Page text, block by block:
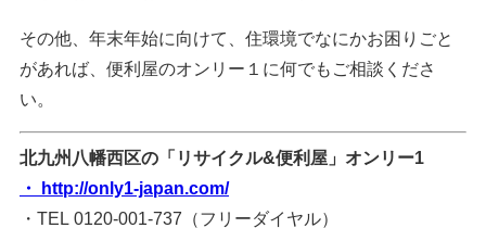
その他、年末年始に向けて、住環境でなにかお困りごと
があれば、便利屋のオンリー１に何でもご相談くださ
い。
北九州八幡西区の「リサイクル&便利屋」オンリー1
・ http://only1-japan.com/
・TEL 0120-001-737（フリーダイヤル）